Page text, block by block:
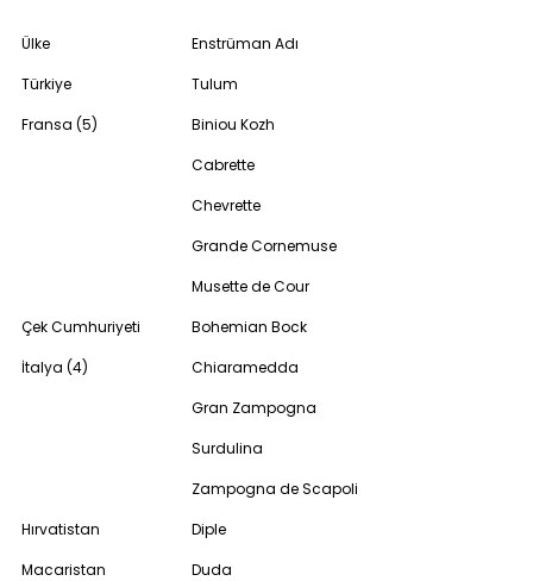
Ülke
Enstrüman Adı
Türkiye
Tulum
Fransa (5)
Biniou Kozh
Cabrette
Chevrette
Grande Cornemuse
Musette de Cour
Çek Cumhuriyeti
Bohemian Bock
İtalya (4)
Chiaramedda
Gran Zampogna
Surdulina
Zampogna de Scapoli
Hırvatistan
Diple
Macaristan
Duda